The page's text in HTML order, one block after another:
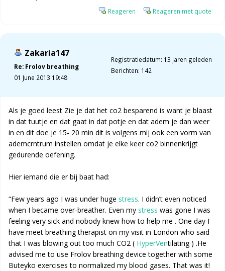
Reageren Reageren met quote
Zakaria147
Re: Frolov breathing
01 June 2013 19:48
Registratiedatum: 13 jaren geleden
Berichten: 142
Als je goed leest Zie je dat het co2 besparend is want je blaast
in dat tuutje en dat gaat in dat potje en dat adem je dan weer
in en dit doe je 15- 20 min dit is volgens mij ook een vorm van
ademcrntrum instellen omdat je elke keer co2 binnenkrijgt
gedurende oefening.
Hier iemand die er bij baat had:
“Few years ago I was under huge stress. I didn’t even noticed
when I became over-breather. Even my stress was gone I was
feeling very sick and nobody knew how to help me . One day I
have meet breathing therapist on my visit in London who said
that I was blowing out too much CO2 ( HyperVentilating ) .He
advised me to use Frolov breathing device together with some
Buteyko exercises to normalized my blood gases. That was it!